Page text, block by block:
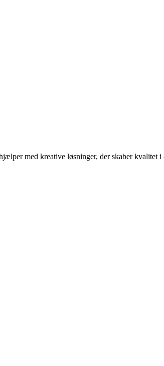
med kreative løsninger, der skaber kvalitet i